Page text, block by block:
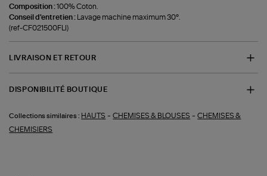
Composition :100% Coton.
Conseil d'entretien :
Lavage machine maximum 30°.
(ref-CF021500FLI)
LIVRAISON ET RETOUR
DISPONIBILITÉ BOUTIQUE
Collections similaires : HAUTS -CHEMISES & BLOUSES -CHEMISES &
CHEMISIERS